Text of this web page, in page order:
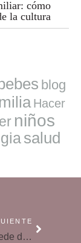
cómo
la cultura
bebes blog
Hacer
niños
salud
Cómo se puede disminuir la ansiedad en casa